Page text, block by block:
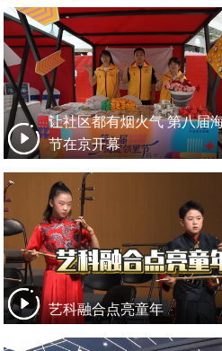
让社区都有烟火气 第八届
节在京开幕
艺科融合点亮童年